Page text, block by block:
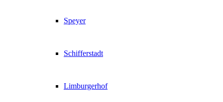
Speyer
Schifferstadt
Limburgerhof